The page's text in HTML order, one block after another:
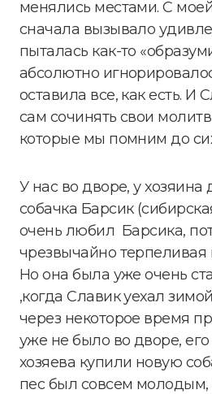
менялись местами. С
сначала вызывало
пыталась как-то
абсолютно
оставила все, как есть. И
сам сочинять свои
которые мы помним до
У нас во дворе, у хозяина
собачка Барсик
очень любил Барсика,
чрезвычайно терпеливая
Но она была уже очень
,когда Славик уехал
через некоторое время
уже не было во дворе,
хозяева купили новую
пес был совсем